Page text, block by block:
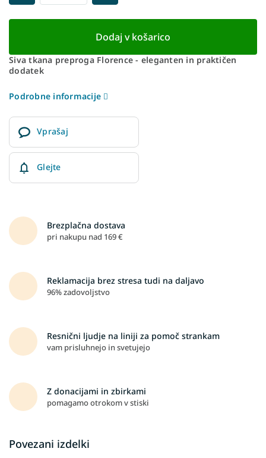
Dodaj v košarico
Siva tkana preproga Florence - eleganten in praktičen
dodatek
Podrobne informacije
Vprašaj
Glejte
Brezplačna dostava
pri nakupu nad 169 €
Reklamacija brez stresa tudi na daljavo
96% zadovoljstvo
Resnični ljudje na liniji za pomoč strankam
vam prisluhnejo in svetujejo
Z donacijami in zbirkami
pomagamo otrokom v stiski
Povezani izdelki